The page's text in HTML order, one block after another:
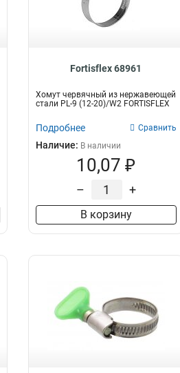
Fortisflex 68961
Хомут червячный из нержавеющей
стали PL-9 (12-20)/W2 FORTISFLEX
Подробнее Сравнить
Наличие: В наличии
10,07 ₽
– +
В корзину